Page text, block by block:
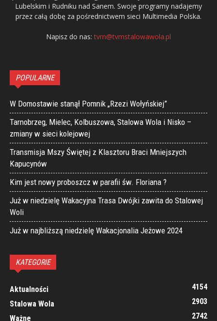
Lubelskim i Rudniku nad Sanem. Swoje programy nadajemy
przez całą dobę za pośrednictwem sieci Multimedia Polska.
Napisz do nas:tvm@tvmstalowawola.pl
POPULARNE
W Domostawie stanął Pomnik „Rzezi Wołyńskiej”
Tarnobrzeg, Mielec, Kolbuszowa, Stalowa Wola i Nisko –
zmiany w sieci kolejowej
Transmisja Mszy Świętej z Klasztoru Braci Mniejszych
Kapucynów
Kim jest nowy proboszcz w parafii św. Floriana ?
Już w niedzielę Wakacyjna Trasa Dwójki zawita do Stalowej
Woli
Już w najbliższą niedzielę Wakacjonalia Jeżowe 2024
KATEGORIE
Aktualności
4154
Stalowa Wola
2903
Ważne
2742